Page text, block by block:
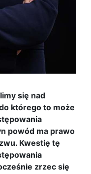
się nad
którego to może
powód ma prawo
Kwestię tę
zrzec się